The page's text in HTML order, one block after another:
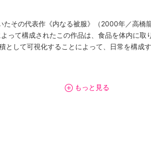
その代表作《内なる被服》（2000年／高橋
って構成されたこの作品は、食品を体内に取
として可視化することによって、日常を構成
復と再生」として2000年代を通して世界各地
もっと見る